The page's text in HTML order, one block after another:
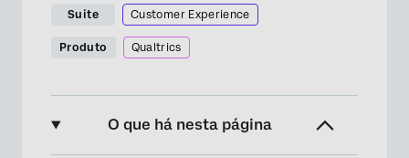
Suite Customer Experience
Produto Qualtrics
O que há nesta página